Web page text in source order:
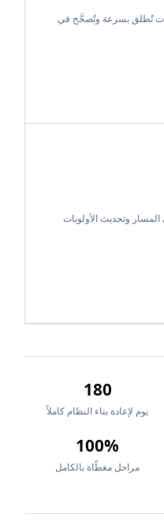
تُطلق بسرعة وتُصحَّح في
وتحديث الأولويات
180
يوم لإعادة بناء النظام كاملاً
100%
مراحل مغطّاة بالكامل